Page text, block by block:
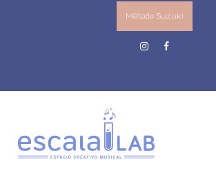
Método Suzuki